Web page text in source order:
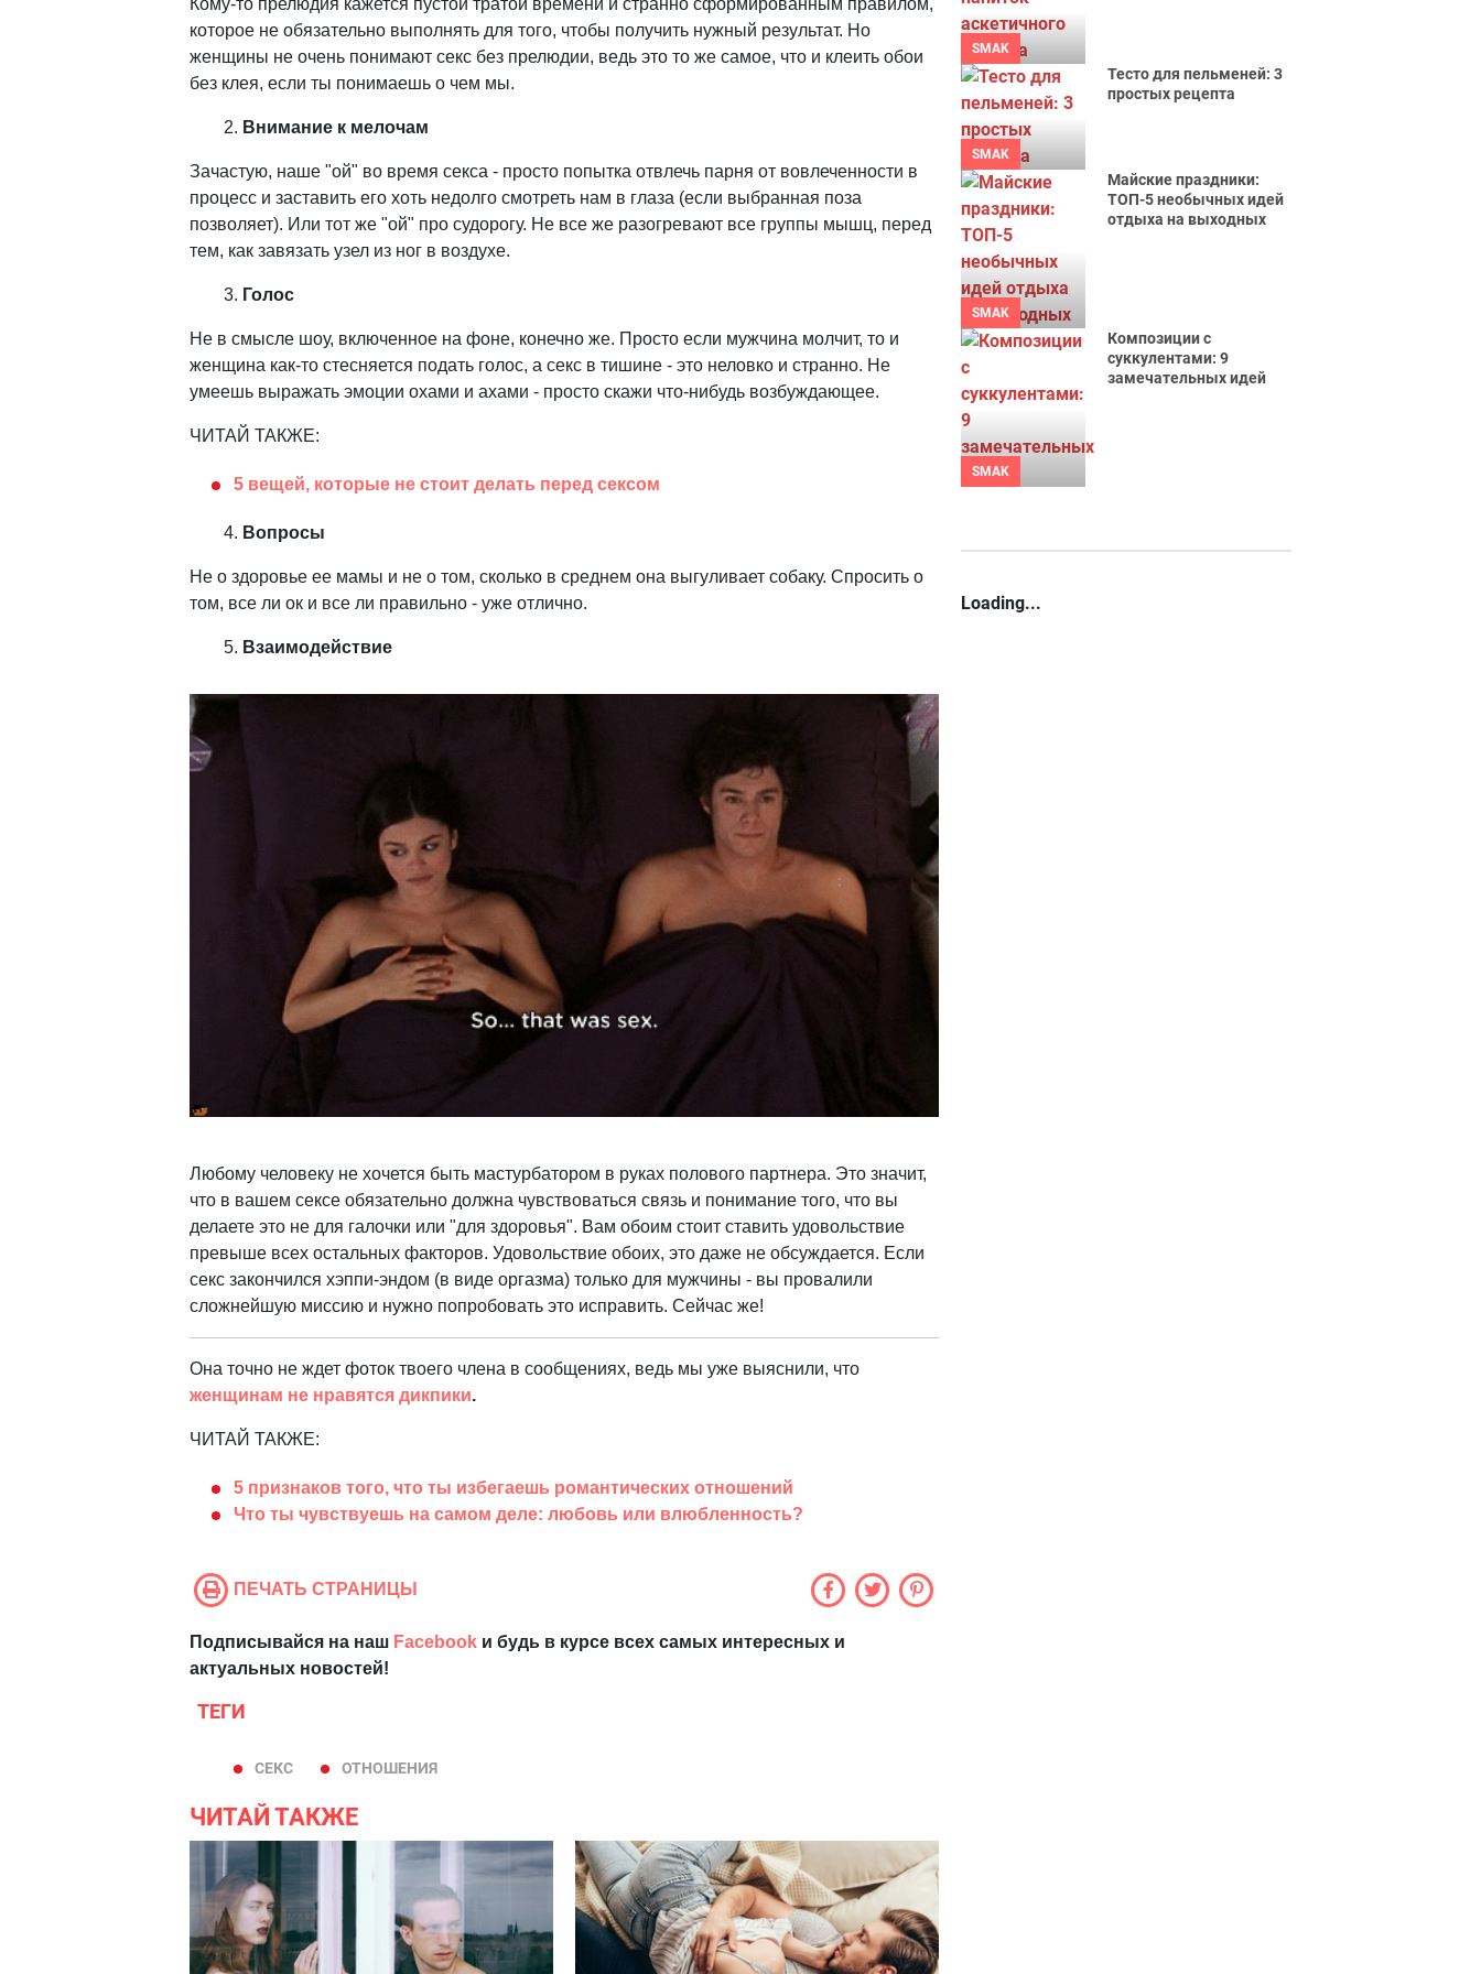
Кому-то прелюдия кажется пустой тратой времени и странно сформированным правилом,
которое не обязательно выполнять для того, чтобы получить нужный результат. Но
женщины не очень понимают секс без прелюдии, ведь это то же самое, что и клеить обои
без клея, если ты понимаешь о чем мы.
Внимание к мелочам
Зачастую, наше "ой" во время секса - просто попытка отвлечь парня от вовлеченности в
процесс и заставить его хоть недолго смотреть нам в глаза (если выбранная поза
позволяет). Или тот же "ой" про судорогу. Не все же разогревают все группы мышц, перед
тем, как завязать узел из ног в воздухе.
Голос
Не в смысле шоу, включенное на фоне, конечно же. Просто если мужчина молчит, то и
женщина как-то стесняется подать голос, а секс в тишине - это неловко и странно. Не
умеешь выражать эмоции охами и ахами - просто скажи что-нибудь возбуждающее.
ЧИТАЙ ТАКЖЕ:
5 вещей, которые не стоит делать перед сексом
Вопросы
Не о здоровье ее мамы и не о том, сколько в среднем она выгуливает собаку. Спросить о
том, все ли ок и все ли правильно - уже отлично.
Взаимодействие
Любому человеку не хочется быть мастурбатором в руках полового партнера. Это значит,
что в вашем сексе обязательно должна чувствоваться связь и понимание того, что вы
делаете это не для галочки или "для здоровья". Вам обоим стоит ставить удовольствие
превыше всех остальных факторов. Удовольствие обоих, это даже не обсуждается. Если
секс закончился хэппи-эндом (в виде оргазма) только для мужчины - вы провалили
сложнейшую миссию и нужно попробовать это исправить. Сейчас же!
Она точно не ждет фоток твоего члена в сообщениях, ведь мы уже выяснили, что
женщинам не нравятся дикпики.
ЧИТАЙ ТАКЖЕ:
5 признаков того, что ты избегаешь романтических отношений
Что ты чувствуешь на самом деле: любовь или влюбленность?
ПЕЧАТЬ СТРАНИЦЫ
Подписывайся на наш Facebook и будь в курсе всех самых интересных и
актуальных новостей!
ТЕГИ
СЕКС ОТНОШЕНИЯ
ЧИТАЙ ТАКЖЕ
SMAK
SMAK
Тесто для пельменей: 3
простых рецепта
SMAK
Майские праздники:
ТОП-5 необычных идей
отдыха на выходных
SMAK
Композиции с
суккулентами: 9
замечательных идей
Loading...